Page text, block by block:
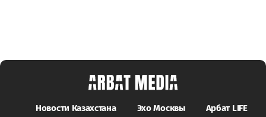
Новости Казахстана Эхо Москвы Арбат LIFE